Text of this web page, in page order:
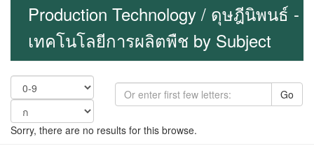
Production Technology / ดุษฎีนิพนธ์ -
เทคโนโลยีการผลิตพืช by Subject
Go
Sorry, there are no results for this browse.